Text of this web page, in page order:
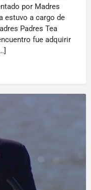
por Madres
estuvo a cargo de
Padres Tea
fue adquirir